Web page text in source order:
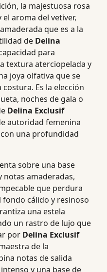
la majestuosa rosa
aroma del vetiver,
que es a la
de Delina
para
textura aterciopelada y
joya olfativa que se
Es la elección
noches de gala o
Delina Exclusif
autoridad femenina
una profundidad
sobre una base
notas amaderadas,
que perdura
fondo cálido y resinoso
una estela
un rastro de lujo que
por Delina Exclusif
de la
notas de salida
y una base de